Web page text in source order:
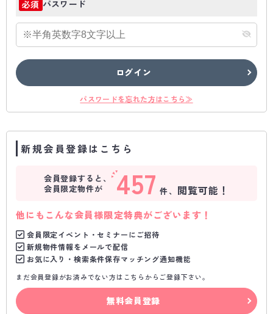
必須 パスワード
ログイン
パスワードを忘れた方はこちら≫
新規会員登録はこちら
会員登録すると、
会員限定物件が
457 件、 閲覧可能！
他にもこんな会員様限定特典がございます！
会員限定イベント・セミナーにご招待
新規物件情報をメールで配信
お気に入り・検索条件保存マッチング通知機能
まだ会員登録がお済みでない方はこちらからご登録下さい。
無料会員登録